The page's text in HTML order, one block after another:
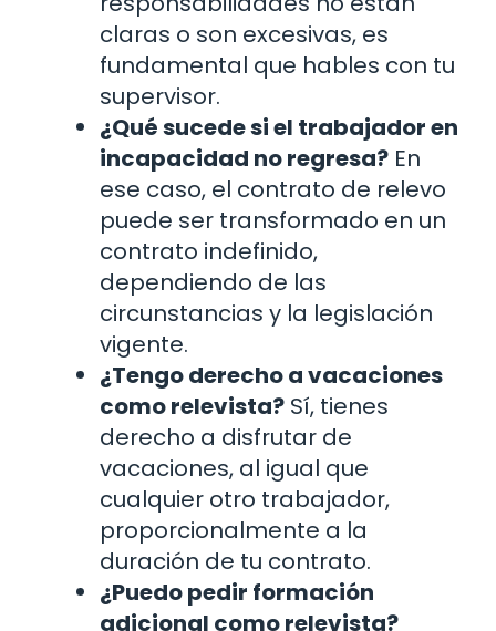
claras o son excesivas, es
fundamental que hables con tu
supervisor.
¿Qué sucede si el trabajador en
incapacidad no regresa? En
ese caso, el contrato de relevo
puede ser transformado en un
contrato indefinido,
dependiendo de las
circunstancias y la legislación
vigente.
¿Tengo derecho a vacaciones
como relevista? Sí, tienes
derecho a disfrutar de
vacaciones, al igual que
cualquier otro trabajador,
proporcionalmente a la
duración de tu contrato.
¿Puedo pedir formación
adicional como relevista?